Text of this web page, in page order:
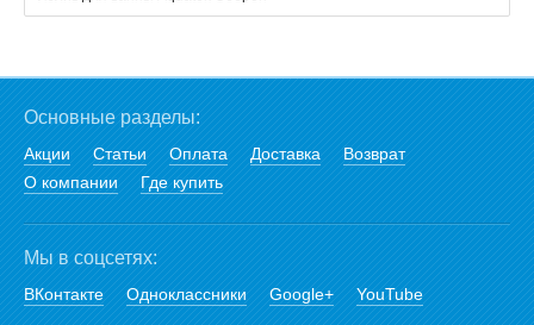
Основные разделы:
Акции Статьи Оплата Доставка
Возврат
О компании
Где купить
Мы в соцсетях:
ВКонтакте Одноклассники Google+ YouTube